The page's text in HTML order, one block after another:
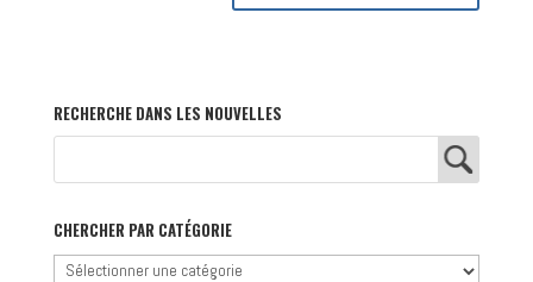
RECHERCHE DANS LES NOUVELLES
CHERCHER PAR CATÉGORIE
Chercher